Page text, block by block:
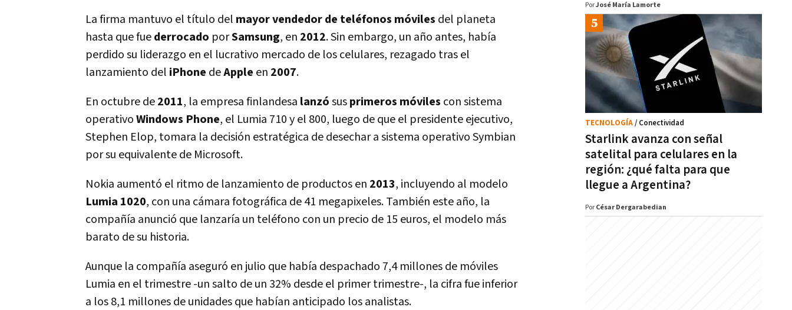
La firma mantuvo el título del mayor vendedor de teléfonos móviles del planeta
hasta que fuederrocado porSamsung, en 2012. Sin embargo, un año antes, había
perdido su liderazgo en el lucrativo mercado de los celulares, rezagado tras el
lanzamiento del iPhone deApple en 2007.
En octubre de2011, la empresa finlandesa lanzósusprimeros móviles con sistema
operativoWindows Phone, el Lumia 710 y el 800, luego de que el presidente ejecutivo,
Stephen Elop, tomara la decisión estratégica de desechar a sistema operativo Symbian
por su equivalente de Microsoft.
Nokia aumentó el ritmo de lanzamiento de productos en 2013, incluyendo al modelo
Lumia 1020, con una cámara fotográfica de 41 megapixeles. También este año, la
compañía anunció que lanzaría un teléfono con un precio de 15 euros, el modelo más
barato de su historia.
Aunque la compañía aseguró en julio que había despachado 7,4 millones de móviles
Lumia en el trimestre -un salto de un 32% desde el primer trimestre-, la cifra fue inferior
a los 8,1 millones de unidades que habían anticipado los analistas.
PorJosé María Lamorte
Starlink avanza con señal
satelital para celulares en la
región: ¿qué falta para que
llegue a Argentina?
TECNOLOGÍA/ Conectividad
Por César Dergarabedian